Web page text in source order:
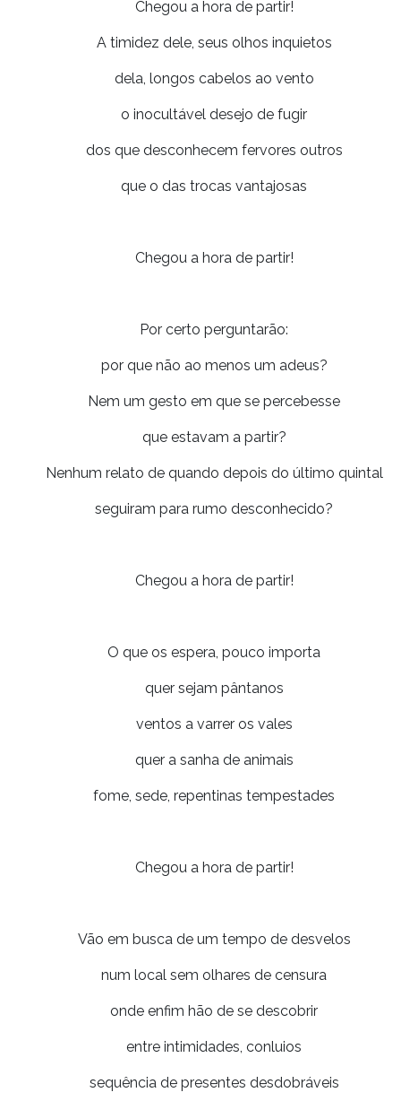
Chegou a hora de partir!
A timidez dele, seus olhos inquietos
dela, longos cabelos ao vento
o inocultável desejo de fugir
dos que desconhecem fervores outros
que o das trocas vantajosas
Chegou a hora de partir!
Por certo perguntarão:
por que não ao menos um adeus?
Nem um gesto em que se percebesse
que estavam a partir?
Nenhum relato de quando depois do último quintal
seguiram para rumo desconhecido?
Chegou a hora de partir!
O que os espera, pouco importa
quer sejam pântanos
ventos a varrer os vales
quer a sanha de animais
fome, sede, repentinas tempestades
Chegou a hora de partir!
Vão em busca de um tempo de desvelos
num local sem olhares de censura
onde enfim hão de se descobrir
entre intimidades, conluios
sequência de presentes desdobráveis